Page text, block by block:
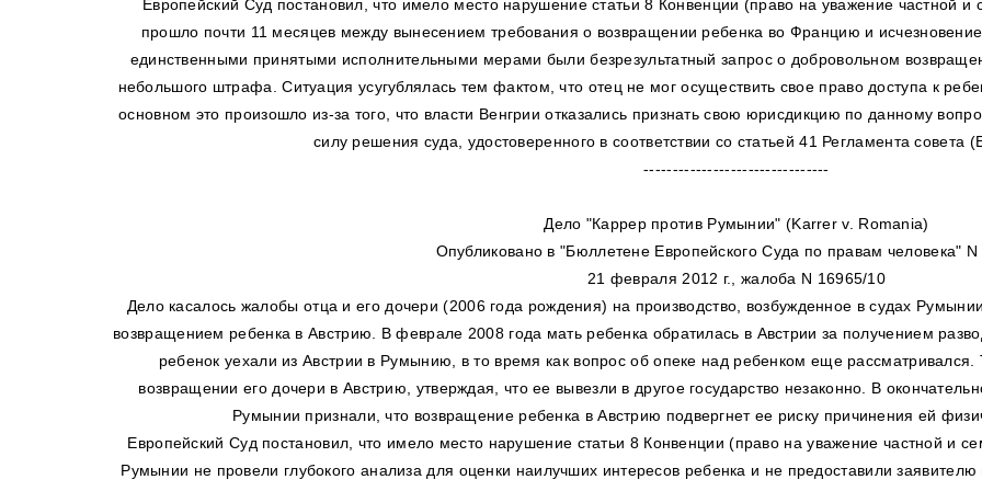
Европейский Суд постановил, что имело место нарушение статьи 8 Конвенции (право на уважение частной и
прошло почти 11 месяцев между вынесением требования о возвращении ребенка во Францию и
единственными принятыми исполнительными мерами были безрезультатный запрос о добровольном
небольшого штрафа. Ситуация усугублялась тем фактом, что отец не мог осуществить свое право доступа к
основном это произошло из-за того, что власти Венгрии отказались признать свою юрисдикцию по данному
силу решения суда, удостоверенного в соответствии со статьей 41 Регламента совета
--------------------------------
Дело "Каррер против Румынии" (Karrer v. Romania)
Опубликовано в "Бюллетене Европейского Суда по правам человека"
21 февраля 2012 г., жалоба N 16965/10
Дело касалось жалобы отца и его дочери (2006 года рождения) на производство, возбужденное в судах Румынии
возвращением ребенка в Австрию. В феврале 2008 года мать ребенка обратилась в Австрии за получением
ребенок уехали из Австрии в Румынию, в то время как вопрос об опеке над ребенком еще рассматривался.
возвращении его дочери в Австрию, утверждая, что ее вывезли в другое государство незаконно. В
Румынии признали, что возвращение ребенка в Австрию подвергнет ее риску причинения ей
Европейский Суд постановил, что имело место нарушение статьи 8 Конвенции (право на уважение частной и
Румынии не провели глубокого анализа для оценки наилучших интересов ребенка и не предоставили